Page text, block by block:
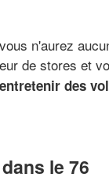
n'aurez
de stores et
des
le 76